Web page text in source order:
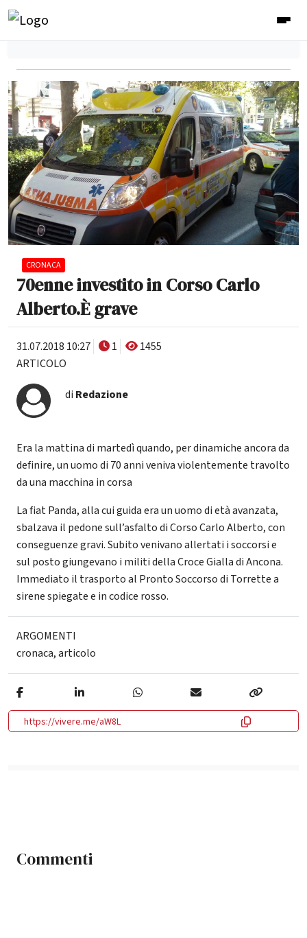
CRONACA
70enne investito in Corso Carlo
Alberto.È grave
31.07.2018 10:27 1
1455
ARTICOLO
di Redazione
Era la mattina di martedì quando, per dinamiche ancora da
definire, un uomo di 70 anni veniva violentemente travolto
da una macchina in corsa
La fiat Panda, alla cui guida era un uomo di età avanzata,
sbalzava il pedone sull’asfalto di Corso Carlo Alberto, con
conseguenze gravi. Subito venivano allertati i soccorsi e
sul posto giungevano i militi della Croce Gialla di Ancona.
Immediato il trasporto al Pronto Soccorso di Torrette a
sirene spiegate e in codice rosso.
ARGOMENTI
cronaca,articolo
https://vivere.me/aW8L
Commenti